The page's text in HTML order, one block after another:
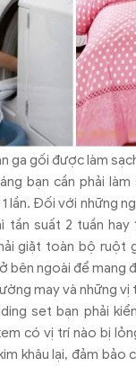
ga gối được làm
bạn cần phải
lần. Đối với những
tần suất 2 tuần hay
giặt toàn bộ ruột
bên ngoài để mang
may và những vị
set bạn phải
có vị trí nào bị
khâu lại, đảm bảo